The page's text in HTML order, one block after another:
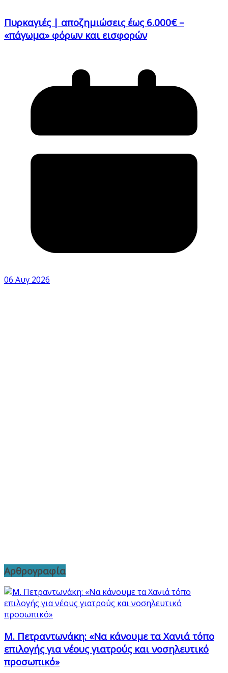
Πυρκαγιές | αποζημιώσεις έως 6.000€ –
«πάγωμα» φόρων και εισφορών
06 Αυγ 2026
Αρθρογραφία
Μ. Πετραντωνάκη: «Να κάνουμε τα Χανιά τόπο
επιλογής για νέους γιατρούς και νοσηλευτικό
προσωπικό»